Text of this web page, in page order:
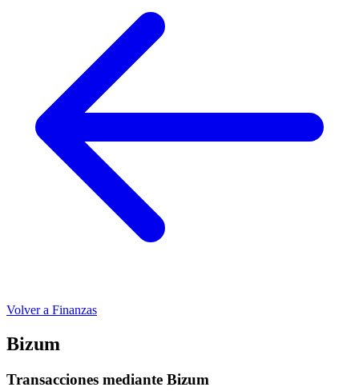
Volver a Finanzas
Bizum
Transacciones mediante Bizum